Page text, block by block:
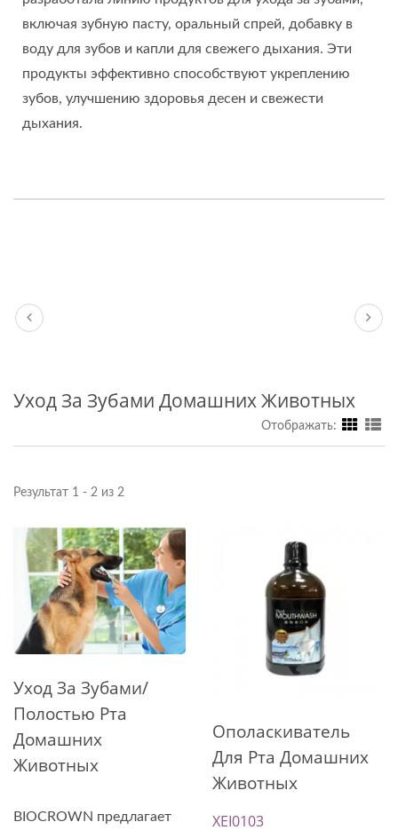
включая зубную пасту, оральный спрей, добавку в
воду для зубов и капли для свежего дыхания. Эти
продукты эффективно способствуют укреплению
зубов, улучшению здоровья десен и свежести
дыхания.
Уход За Зубами Домашних Животных
Отображать:
Результат 1 - 2 из 2
Уход За Зубами/
Полостью Рта
Домашних
Животных
BIOCROWN предлагает
Ополаскиватель
Для Рта Домашних
Животных
XEI0103